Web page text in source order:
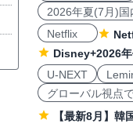
2026年夏(7月)国
Netflix
Disney+2026
U-NEXT
グローバル視点
【最新8月】韓